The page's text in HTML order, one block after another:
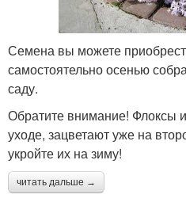
Семена вы можете
самостоятельно осенью
саду.
Обратите внимание! Флоксы
уходе, зацветают уже на
укройте их на зиму!
читать дальше →